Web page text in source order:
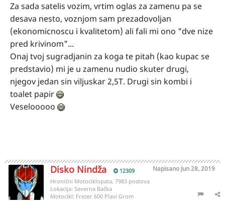
Za sada satelis vozim, vrtim oglas za zamenu pa se
desava nesto, voznjom sam prezadovoljan
(ekonomicnoscu i kvalitetom) ali fali mi ono "dve nize
pred krivinom"...
Onaj tvoj sugradjanin za koga te pitah (kao kupac se
predstavio) mi je u zamenu nudio skuter drugi,
njegov jedan sin viljuskar 2,5T. Drugi sin kombi i
toalet papir
Veselooooo
Disko Nindža 12309 Napisano Jun 28, 2019
Hronični Motociklopata, 7983 postova
Lokacija: Severna Bačka
Motocikl: Frezer 600 Plavi Grom